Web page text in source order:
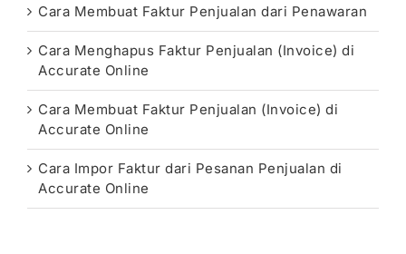
Cara Membuat Faktur Penjualan dari Penawaran
Cara Menghapus Faktur Penjualan (Invoice) di
Accurate Online
Cara Membuat Faktur Penjualan (Invoice) di
Accurate Online
Cara Impor Faktur dari Pesanan Penjualan di
Accurate Online